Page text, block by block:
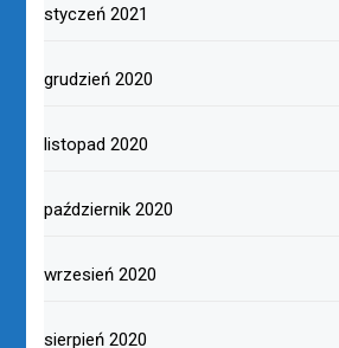
styczeń 2021
grudzień 2020
listopad 2020
październik 2020
wrzesień 2020
sierpień 2020